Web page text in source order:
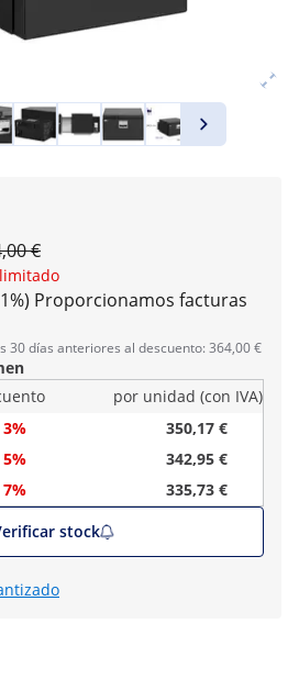
€
Proporcionamos facturas
30 días anteriores al descuento: 364,00 €
por unidad (con IVA)
3%
350,17 €
5%
342,95 €
7%
335,73 €
stock